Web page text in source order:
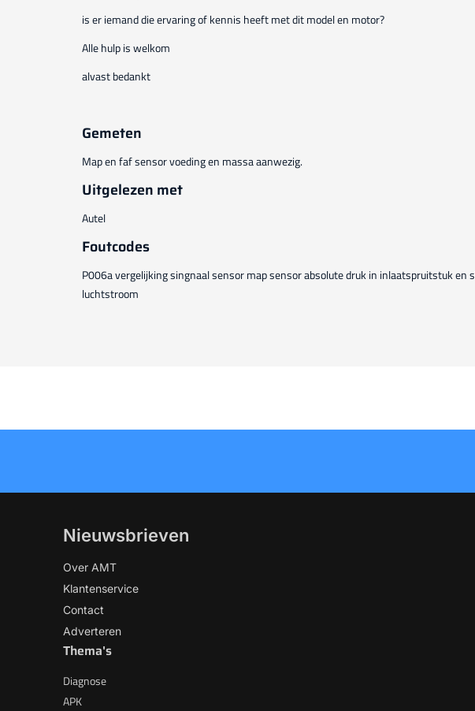
is er iemand die ervaring of kennis heeft met dit model en motor?
Alle hulp is welkom
alvast bedankt
Gemeten
Map en faf sensor voeding en massa aanwezig.
Uitgelezen met
Autel
Foutcodes
P006a vergelijking singnaal sensor map sensor absolute druk in inlaatspruitstuk en
luchtstroom
Nieuwsbrieven
Over AMT
Klantenservice
Contact
Adverteren
Thema's
Diagnose
APK